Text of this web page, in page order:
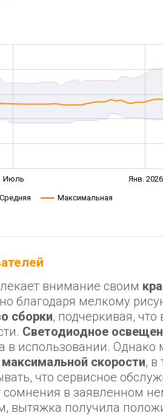
Июль Янв. 2026
Средняя Максимальная
внимание своим
благодаря мелкому
сборки, подчеркивая,
Светодиодное
в использовании.
скорости, в
что сервисное
в заявленном
вытяжка получила